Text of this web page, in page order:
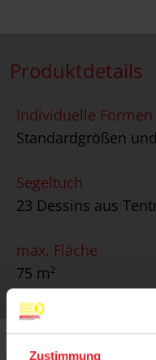
Zustimmung
Produktdetails
Individuelle Formen
Standardgrößen
Segeltuch
23 Dessins aus
max. Fläche
75 m²